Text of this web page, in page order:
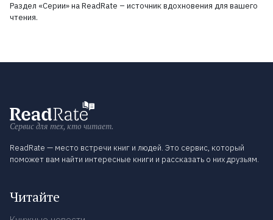
Раздел «Серии» на ReadRate – источник вдохновения для вашего
чтения.
Сервис для тех, кто читает.
ReadRate — место встречи книг и людей. Это сервис, который
поможет вам найти интересные книги и рассказать о них друзьям.
Читайте